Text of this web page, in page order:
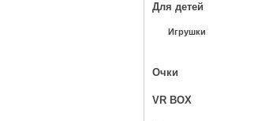
Для детей
Игрушки
Очки
VR BOX